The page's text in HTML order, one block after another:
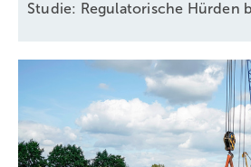
Studie: Regulatorische